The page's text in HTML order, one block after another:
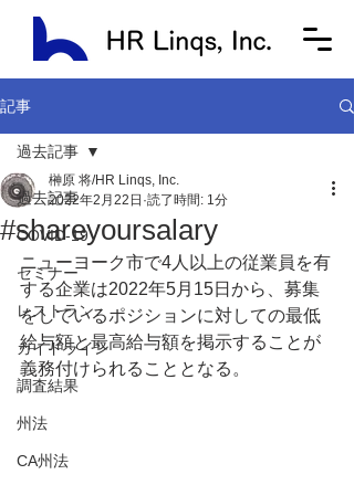
記事
過去記事
COVID-19
セミナー
レストラン
ガイドライン
調査結果
州法
CA州法
過去記事
#shareyoursalary
榊原 将/HR Linqs, Inc.
2022年2月22日 読了時間: 1分
ニューヨーク市で4人以上の従業員を有
する企業は2022年5月15日から、募集
をしているポジションに対しての最低
給与額と最高給与額を掲示することが
義務付けられることとなる。